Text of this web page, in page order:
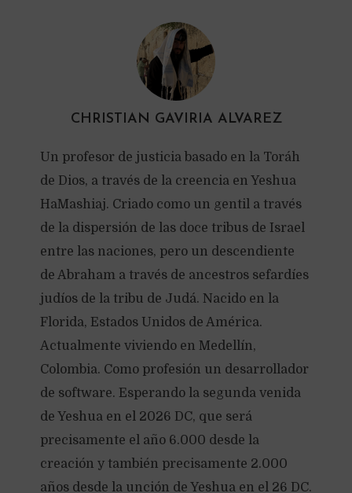
CHRISTIAN GAVIRIA ALVAREZ
Un profesor de justicia basado en la Toráh
de Dios, a través de la creencia en Yeshua
HaMashiaj. Criado como un gentil a través
de la dispersión de las doce tribus de Israel
entre las naciones, pero un descendiente
de Abraham a través de ancestros sefardíes
judíos de la tribu de Judá. Nacido en la
Florida, Estados Unidos de América.
Actualmente viviendo en Medellín,
Colombia. Como profesión un desarrollador
de software. Esperando la segunda venida
de Yeshua en el 2026 DC, que será
precisamente el año 6.000 desde la
creación y también precisamente 2.000
años desde la unción de Yeshua en el 26 DC.